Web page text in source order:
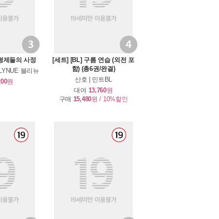
제들의 사정
블리뉴
원
[세트] [BL] 구름 연습 (외전 포
함) (총6권/완결)
산호 | 민트BL
대여 13,760원
구매 15,480원 / 10%할인